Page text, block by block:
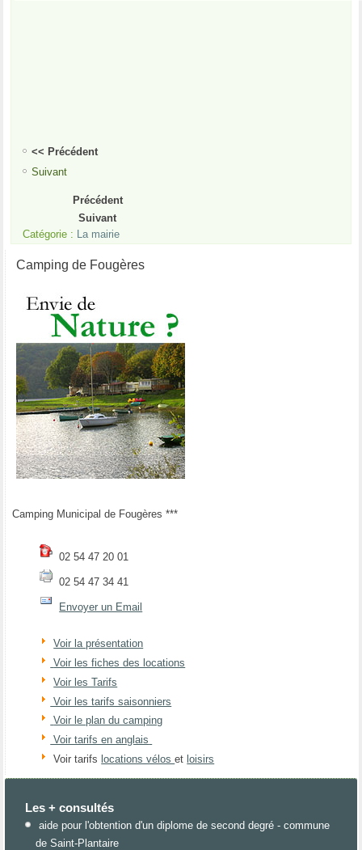
<< Précédent
Suivant
Précédent
Suivant
Catégorie :
La mairie
Camping de Fougères
Camping Municipal de Fougères ***
02 54 47 20 01
02 54 47 34 41
Envoyer un Email
Voir la présentation
Voir les fiches des locations
Voir les Tarifs
Voir les tarifs saisonniers
Voir le plan du camping
Voir tarifs en anglais
Voir tarifslocations vélosetloisirs
Les + consultés
aide pour l'obtention d'un diplome de second degré - commune
de Saint-Plantaire